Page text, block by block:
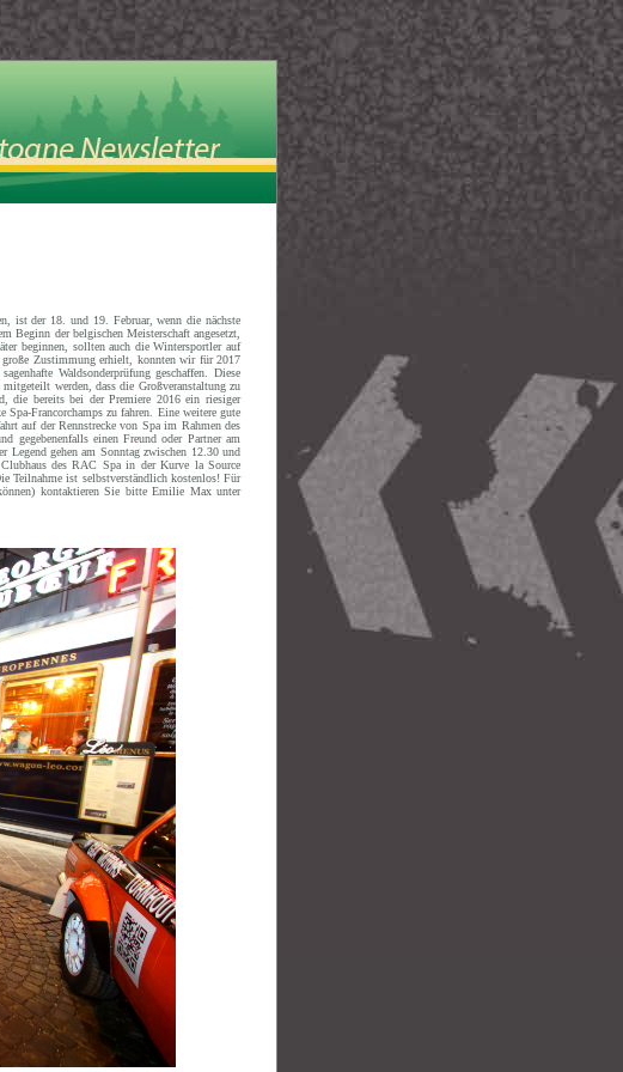
ist der 18. und 19. Februar, wenn die nächste
Beginn der belgischen Meisterschaft angesetzt,
beginnen, sollten auch die Wintersportler auf
Zustimmung erhielt, konnten wir für 2017
Waldsonderprüfung geschaffen. Diese
mitgeteilt werden, dass die Großveranstaltung zu
die bereits bei der Premiere 2016 ein riesiger
Francorchamps zu fahren. Eine weitere gute
auf der Rennstrecke von Spa im Rahmen des
gegebenenfalls einen Freund oder Partner am
Legend gehen am Sonntag zwischen 12.30 und
des RAC Spa in der Kurve la Source
Teilnahme ist selbstverständlich kostenlos! Für
kontaktieren Sie bitte Emilie Max unter